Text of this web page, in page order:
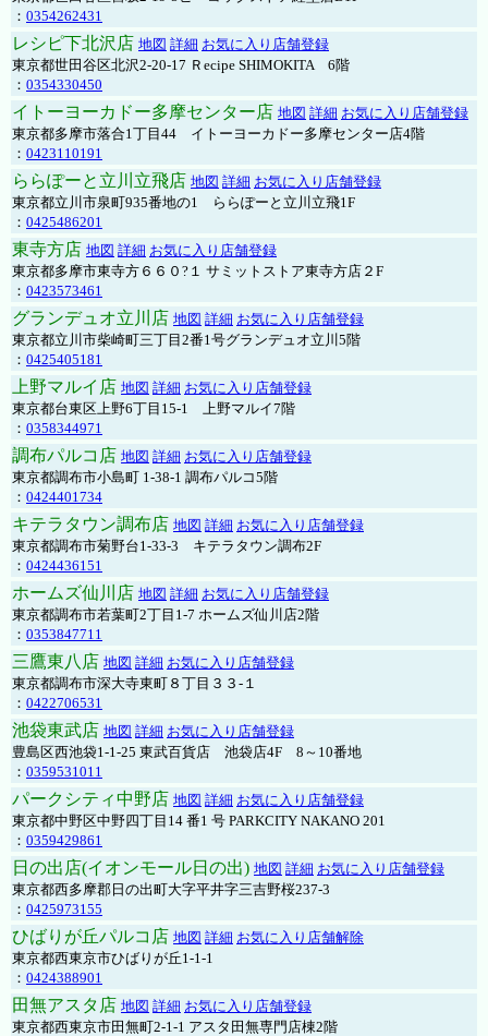
： 0354262431
レシピ下北沢店 地図 詳細 お気に入り店舗登録
東京都世田谷区北沢2-20-17 Ｒecipe SHIMOKITA 6階
： 0354330450
イトーヨーカドー多摩センター店 地図 詳細 お気に入り店舗登録
東京都多摩市落合1丁目44 イトーヨーカドー多摩センター店4階
： 0423110191
ららぽーと立川立飛店 地図 詳細 お気に入り店舗登録
東京都立川市泉町935番地の1 ららぽーと立川立飛1F
： 0425486201
東寺方店 地図 詳細 お気に入り店舗登録
東京都多摩市東寺方６６０?１ サミットストア東寺方店２F
： 0423573461
グランデュオ立川店 地図 詳細 お気に入り店舗登録
東京都立川市柴崎町三丁目2番1号グランデュオ立川5階
： 0425405181
上野マルイ店 地図 詳細 お気に入り店舗登録
東京都台東区上野6丁目15-1 上野マルイ7階
： 0358344971
調布パルコ店 地図 詳細 お気に入り店舗登録
東京都調布市小島町 1-38-1 調布パルコ5階
： 0424401734
キテラタウン調布店 地図 詳細 お気に入り店舗登録
東京都調布市菊野台1-33-3 キテラタウン調布2F
： 0424436151
ホームズ仙川店 地図 詳細 お気に入り店舗登録
東京都調布市若葉町2丁目1-7 ホームズ仙川店2階
： 0353847711
三鷹東八店 地図 詳細 お気に入り店舗登録
東京都調布市深大寺東町８丁目３３-１
： 0422706531
池袋東武店 地図 詳細 お気に入り店舗登録
豊島区西池袋1-1-25 東武百貨店 池袋店4F 8～10番地
： 0359531011
パークシティ中野店 地図 詳細 お気に入り店舗登録
東京都中野区中野四丁目14 番1 号 PARKCITY NAKANO 201
： 0359429861
日の出店(イオンモール日の出) 地図 詳細 お気に入り店舗登録
東京都西多摩郡日の出町大字平井字三吉野桜237-3
： 0425973155
ひばりが丘パルコ店 地図 詳細 お気に入り店舗解除
東京都西東京市ひばりが丘1-1-1
： 0424388901
田無アスタ店 地図 詳細 お気に入り店舗登録
東京都西東京市田無町2-1-1 アスタ田無専門店棟2階